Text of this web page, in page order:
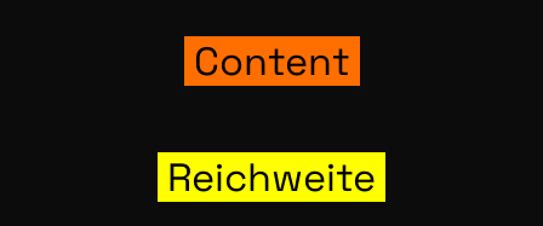
Con­tent
Reich­wei­te